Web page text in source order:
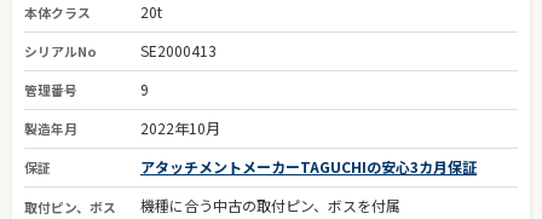
本体クラス 20t
シリアルNo SE2000413
管理番号 9
製造年月 2022年10月
保証 アタッチメントメーカーTAGUCHIの安心3カ月保証
取付ピン、ボス 機種に合う中古の取付ピン、ボスを付属